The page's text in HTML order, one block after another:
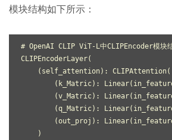
模块结构如下所示：
# OpenAI CLIP ViT-L中CLIPEncoder模块
CLIPEncoderLayer(
( self_attention): CLIPAttention(
( k_Matric): Linear(
(v_Matric): Linear(
(q_Matric): Linear(
(out_proj ): Linear(
)